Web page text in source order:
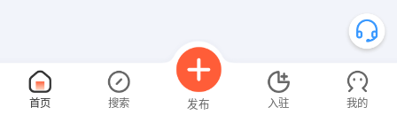
首页 搜索 发布 入驻 我的